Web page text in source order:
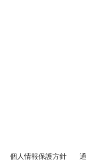
個人情報保護方針